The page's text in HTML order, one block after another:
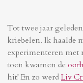
Tot twee jaar
kriebelen. Ik haalde
experimenteren
toen kwamen de
hit! En zo werdLiv